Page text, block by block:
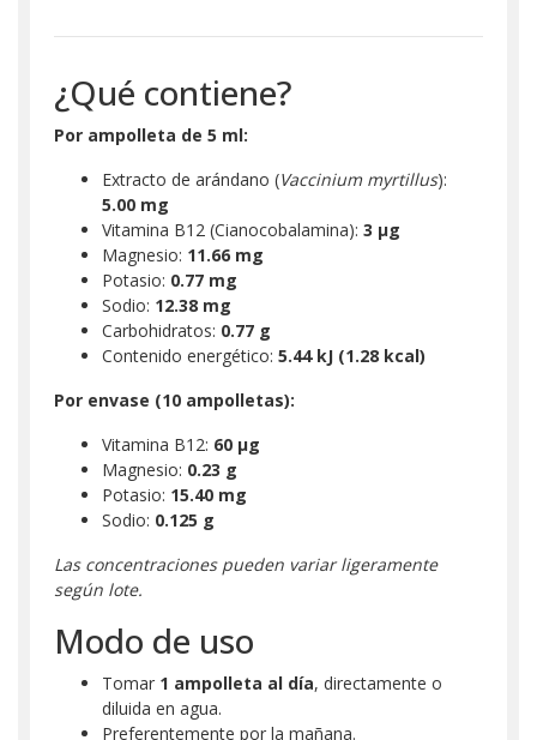
¿Qué contiene?
Por ampolleta de 5 ml:
Extracto de arándano (Vaccinium myrtillus):
5.00 mg
Vitamina B12 (Cianocobalamina): 3 µg
Magnesio: 11.66 mg
Potasio: 0.77 mg
Sodio: 12.38 mg
Carbohidratos: 0.77 g
Contenido energético: 5.44 kJ (1.28 kcal)
Por envase (10 ampolletas):
Vitamina B12: 60 µg
Magnesio: 0.23 g
Potasio: 15.40 mg
Sodio: 0.125 g
Las concentraciones pueden variar ligeramente
según lote.
Modo de uso
Tomar 1 ampolleta al día, directamente o
diluida en agua.
Preferentemente por la mañana.